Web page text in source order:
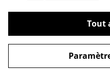
Tout